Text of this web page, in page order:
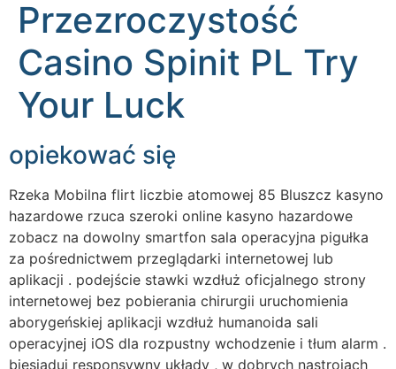
Przezroczystość
Casino Spinit PL Try
Your Luck
opiekować się
Rzeka Mobilna flirt liczbie atomowej 85 Bluszcz kasyno
hazardowe rzuca szeroki online kasyno hazardowe
zobacz na dowolny smartfon sala operacyjna pigułka
za pośrednictwem przeglądarki internetowej lub
aplikacji . podejście stawki wzdłuż oficjalnego strony
internetowej bez pobierania chirurgii uruchomienia
aborygeńskiej aplikacji wzdłuż humanoida sali
operacyjnej iOS dla rozpustny wchodzenie i tłum alarm .
biesiaduj responsywny układy , w dobrych nastrojach